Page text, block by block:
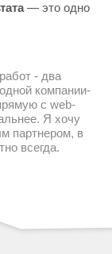
— это одно
- два
компании-
с web-
Я хочу
партнером, в
всегда.